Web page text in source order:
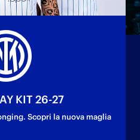
KIT 26-27
Scopri la nuova maglia